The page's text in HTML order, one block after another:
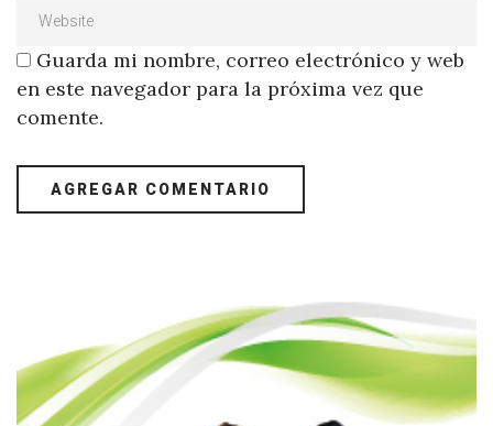
Guarda mi nombre, correo electrónico y web
en este navegador para la próxima vez que
comente.